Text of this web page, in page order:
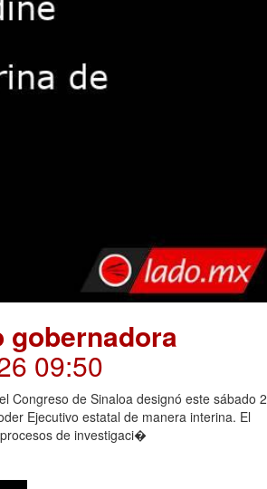
gobernadora
09:50
Congreso de Sinaloa designó este sábado 2
Ejecutivo estatal de manera interina. El
de investigaci�